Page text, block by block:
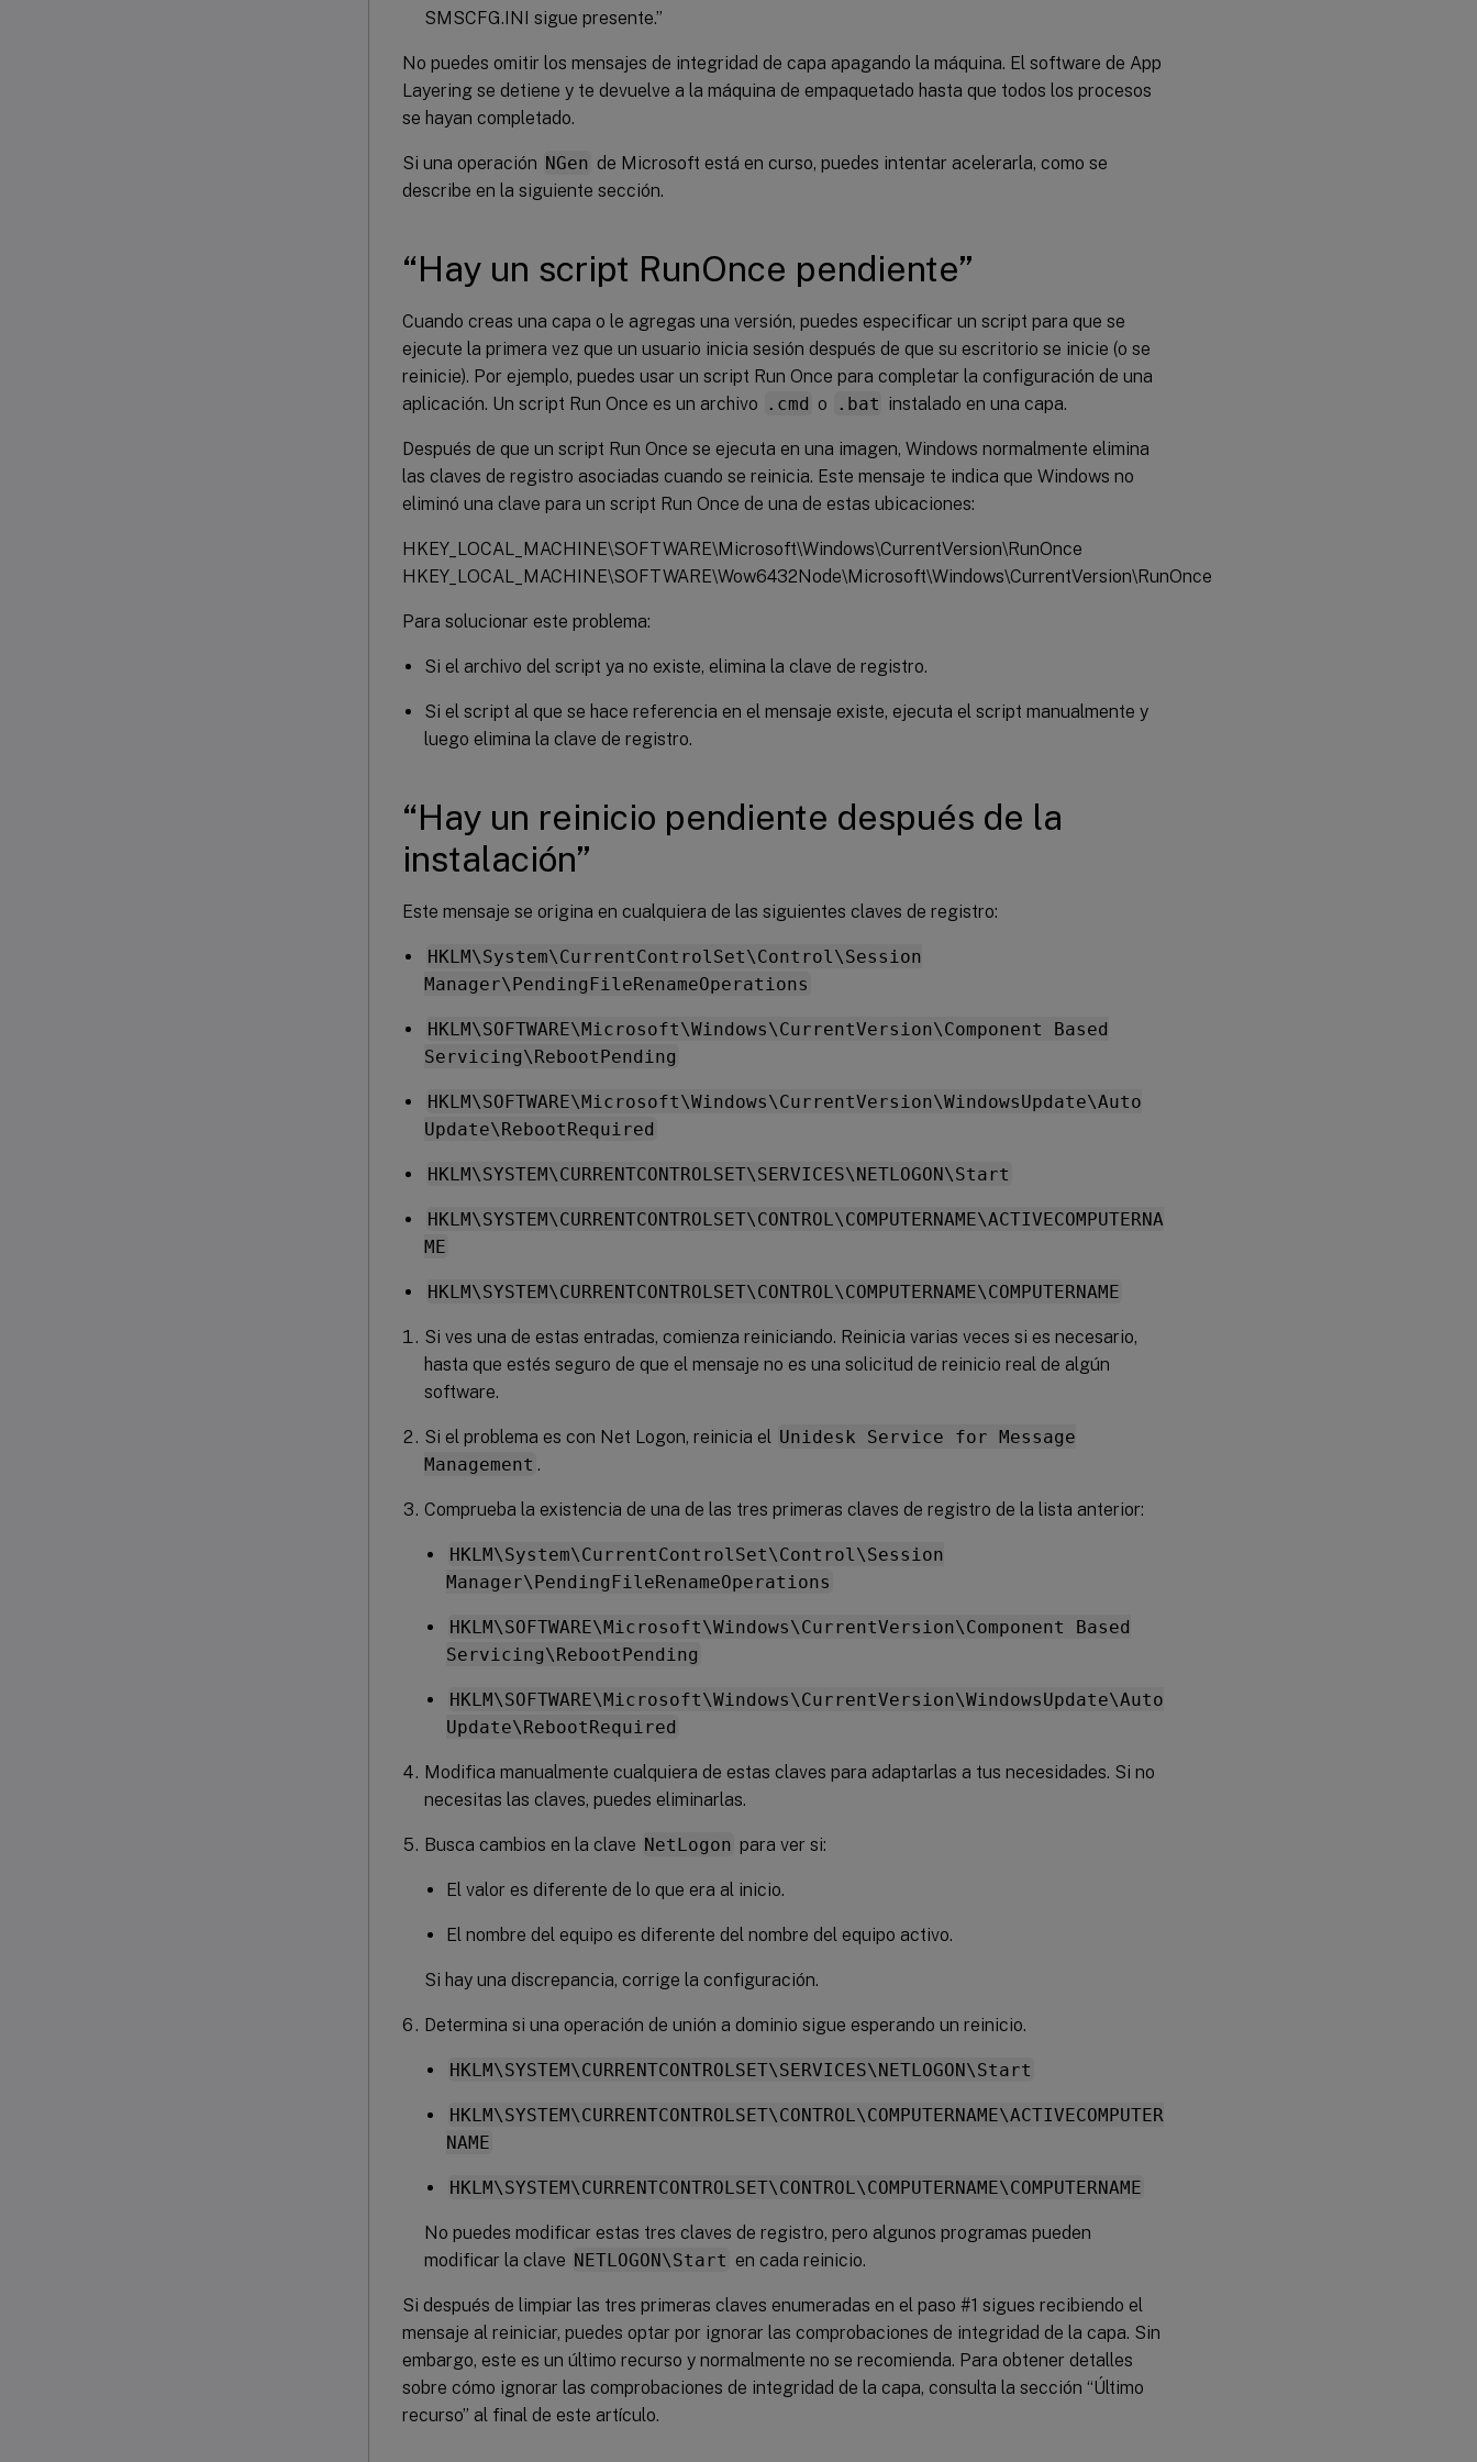
SMSCFG.INI sigue presente.”
No puedes omitir los mensajes de integridad de capa apagando la máquina. El software de App
Layering se detiene y te devuelve a la máquina de empaquetado hasta que todos los procesos
se hayan completado.
Si una operación NGen de Microsoft está en curso, puedes intentar acelerarla, como se
describe en la siguiente sección.
“Hay un script RunOnce pendiente”
Cuando creas una capa o le agregas una versión, puedes especificar un script para que se
ejecute la primera vez que un usuario inicia sesión después de que su escritorio se inicie (o se
reinicie). Por ejemplo, puedes usar un script Run Once para completar la configuración de una
aplicación. Un script Run Once es un archivo
.cmd o .bat instalado en una capa.
Después de que un script Run Once se ejecuta en una imagen, Windows normalmente elimina
las claves de registro asociadas cuando se reinicia. Este mensaje te indica que Windows no
eliminó una clave para un script Run Once de una de estas ubicaciones:
HKEY_LOCAL_MACHINE\SOFTWARE\Microsoft\Windows\CurrentVersion\RunOnce
HKEY_LOCAL_MACHINE\SOFTWARE\Wow6432Node\Microsoft\Windows\CurrentVersion\RunOnce
Para solucionar este problema:
Si el archivo del script ya no existe, elimina la clave de registro.
Si el script al que se hace referencia en el mensaje existe, ejecuta el script manualmente y
luego elimina la clave de registro.
“Hay un reinicio pendiente después de la
instalación”
Este mensaje se origina en cualquiera de las siguientes claves de registro:
HKLM\System\CurrentControlSet\Control\Session
Manager\PendingFileRenameOperations
HKLM\SOFTWARE\Microsoft\Windows\CurrentVersion\Component Based
Servicing\RebootPending
HKLM\SOFTWARE\Microsoft\Windows\CurrentVersion\WindowsUpdate\Auto
Update\RebootRequired
HKLM\SYSTEM\CURRENTCONTROLSET\SERVICES\NETLOGON\Start
HKLM\SYSTEM\CURRENTCONTROLSET\CONTROL\COMPUTERNAME\ACTIVECOMPUTERNA
ME
HKLM\SYSTEM\CURRENTCONTROLSET\CONTROL\COMPUTERNAME\COMPUTERNAME
Si ves una de estas entradas, comienza reiniciando. Reinicia varias veces si es necesario,
hasta que estés seguro de que el mensaje no es una solicitud de reinicio real de algún
software.
Si el problema es con Net Logon, reinicia el Unidesk Service for Message
Management .
Comprueba la existencia de una de las tres primeras claves de registro de la lista anterior:
HKLM\System\CurrentControlSet\Control\Session
Manager\PendingFileRenameOperations
HKLM\SOFTWARE\Microsoft\Windows\CurrentVersion\Component Based
Servicing\RebootPending
HKLM\SOFTWARE\Microsoft\Windows\CurrentVersion\WindowsUpdate\Auto
Update\RebootRequired
Modifica manualmente cualquiera de estas claves para adaptarlas a tus necesidades. Si no
necesitas las claves, puedes eliminarlas.
Busca cambios en la clave NetLogon para ver si:
El valor es diferente de lo que era al inicio.
El nombre del equipo es diferente del nombre del equipo activo.
Si hay una discrepancia, corrige la configuración.
Determina si una operación de unión a dominio sigue esperando un reinicio.
HKLM\SYSTEM\CURRENTCONTROLSET\SERVICES\NETLOGON\Start
HKLM\SYSTEM\CURRENTCONTROLSET\CONTROL\COMPUTERNAME\ACTIVECOMPUTER
NAME
HKLM\SYSTEM\CURRENTCONTROLSET\CONTROL\COMPUTERNAME\COMPUTERNAME
No puedes modificar estas tres claves de registro, pero algunos programas pueden
modificar la clave NETLOGON\Start en cada reinicio.
Si después de limpiar las tres primeras claves enumeradas en el paso #1 sigues recibiendo el
mensaje al reiniciar, puedes optar por ignorar las comprobaciones de integridad de la capa. Sin
embargo, este es un último recurso y normalmente no se recomienda. Para obtener detalles
sobre cómo ignorar las comprobaciones de integridad de la capa, consulta la sección “Último
recurso” al final de este artículo.